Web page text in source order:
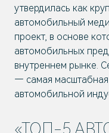
утвердилась как
автомобильный
проект, в основе
автомобильных
внутреннем рынке.
— самая масштабная
автомобильной